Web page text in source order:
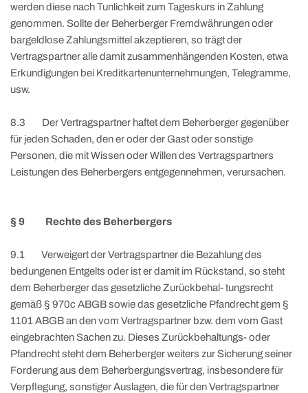
werden diese nach Tunlichkeit zum Tageskurs in Zahlung
genommen. Sollte der Beherberger Fremdwährungen oder
bargeldlose Zahlungsmittel akzeptieren, so trägt der
Vertragspartner alle damit zusammenhängenden Kosten, etwa
Erkundigungen bei Kreditkartenunternehmungen, Telegramme,
usw.
8.3 Der Vertragspartner haftet dem Beherberger gegenüber
für jeden Schaden, den er oder der Gast oder sonstige
Personen, die mit Wissen oder Willen des Vertragspartners
Leistungen des Beherbergers entgegennehmen, verursachen.
§ 9 Rechte des Beherbergers
9.1 Verweigert der Vertragspartner die Bezahlung des
bedungenen Entgelts oder ist er damit im Rückstand, so steht
dem Beherberger das gesetzliche Zurückbehal- tungsrecht
gemäß § 970c ABGB sowie das gesetzliche Pfandrecht gem §
1101 ABGB an den vom Vertragspartner bzw. dem vom Gast
eingebrachten Sachen zu. Dieses Zurückbehaltungs- oder
Pfandrecht steht dem Beherberger weiters zur Sicherung seiner
Forderung aus dem Beherbergungsvertrag, insbesondere für
Verpflegung, sonstiger Auslagen, die für den Vertragspartner